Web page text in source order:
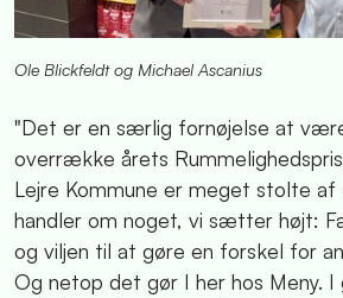
Ole Blickfeldt og Michael Ascanius
"Det er en særlig fornøjelse at
overrække årets
Lejre Kommune er meget stolte
handler om noget, vi sætter højt:
og viljen til at gøre en forskel for
Og netop det gør I her hos Meny.